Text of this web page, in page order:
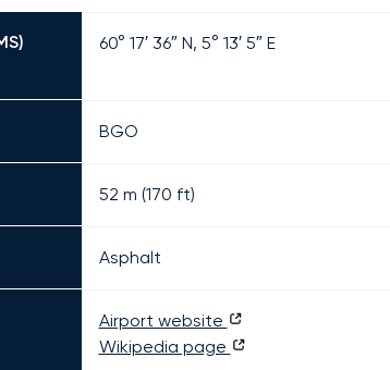
60° 17′ 36″ N, 5° 13′ 5″ E
BGO
52 m (170 ft)
Asphalt
Airport website
Wikipedia page